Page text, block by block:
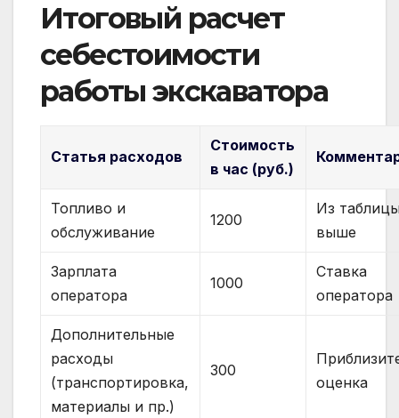
Итоговый расчет
себестоимости
работы экскаватора
Статья расходов
Стоимость
в час (руб.)
Топливо и
обслуживание
1200
Из
выше
Зарплата
оператора
1000
Ставка
оператора
Дополнительные
расходы
(транспортировка,
материалы и пр.)
300
оценка